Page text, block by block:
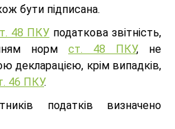
бути підписана.
48 ПКУподаткова звітність,
норм ст. 48 ПКУ, не
декларацією, крім випадків,
46 ПКУ.
податків визначено